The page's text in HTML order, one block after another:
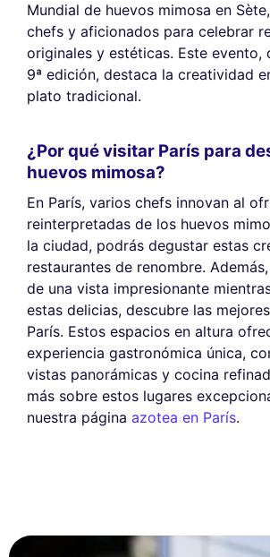
Mundial de huevos mimosa en
chefs y aficionados para celebrar
originales y estéticas. Este evento,
9ª edición, destaca la creatividad
plato tradicional.
¿Por qué visitar París para
huevos mimosa?
En París, varios chefs innovan al
reinterpretadas de los huevos
la ciudad, podrás degustar estas
restaurantes de renombre.
de una vista impresionante
estas delicias, descubre las
París. Estos espacios en altura
experiencia gastronómica única,
vistas panorámicas y cocina
más sobre estos lugares
nuestra página azotea en París.